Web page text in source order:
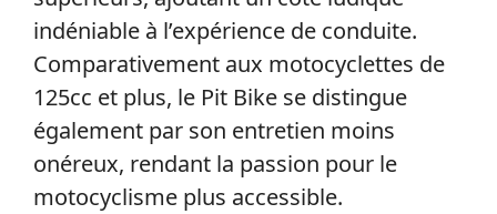
indéniable à l’expérience de conduite.
Comparativement aux motocyclettes de
125cc et plus, le Pit Bike se distingue
également par son entretien moins
onéreux, rendant la passion pour le
motocyclisme plus accessible.